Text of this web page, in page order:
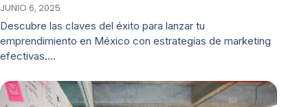
JUNIO 6, 2025
Descubre las claves del éxito para lanzar tu
emprendimiento en México con estrategias de marketing
efectivas.…